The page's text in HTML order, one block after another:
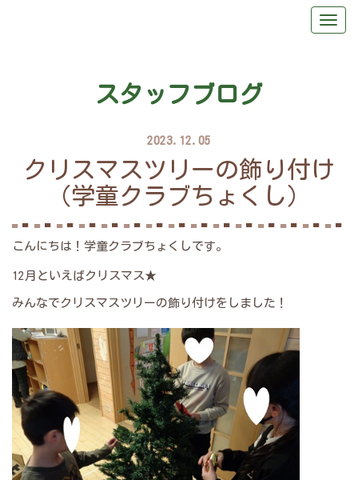
スタッフブログ
2023.12.05
クリスマスツリーの飾り付け
（学童クラブちょくし）
こんにちは！学童クラブちょくしです。
12月といえばクリスマス★
みんなでクリスマスツリーの飾り付けをしました！